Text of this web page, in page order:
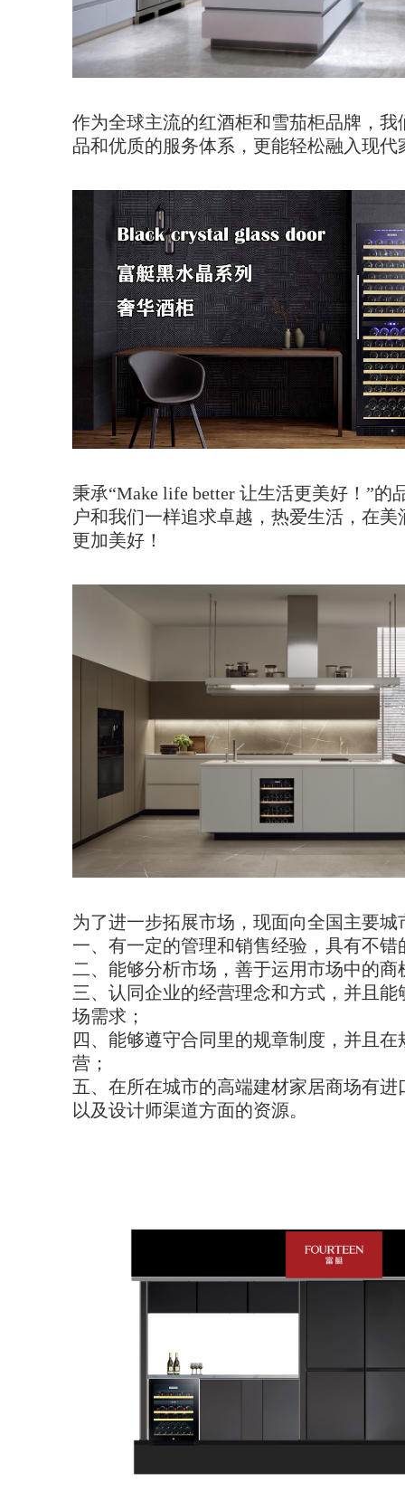
作为全球主流的红酒柜和雪茄柜品牌，
品和优质的服务体系，更能轻松融入现
秉承“Make life better 让生活更美好！”的
户和我们一样追求卓越，热爱生活，在
更加美好！
为了进一步拓展市场，现面向全国主要城
一、有一定的管理和销售经验，具有不错
二、能够分析市场，善于运用市场中的商
三、认同企业的经营理念和方式，并且
场需求；
四、能够遵守合同里的规章制度，并且
营；
五、在所在城市的高端建材家居商场有
以及设计师渠道方面的资源。